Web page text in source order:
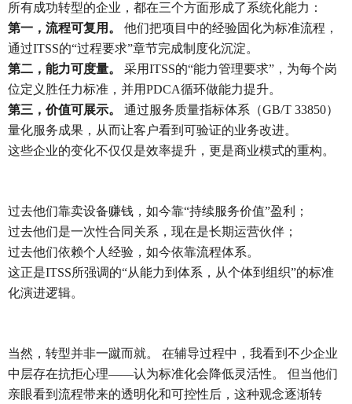
所有成功转型的企业，都在三个方面形成了系统化能力：
第一，流程可复用。
他们把项目中的经验固化为标准流程，
通过ITSS的“过程要求”章节完成制度化沉淀。
第二，能力可度量。
采用ITSS的“能力管理要求”，为每个岗
位定义胜任力标准，并用PDCA循环做能力提升。
第三，价值可展示。
通过服务质量指标体系（GB/T 33850）
量化服务成果，从而让客户看到可验证的业务改进。
这些企业的变化不仅仅是效率提升，更是商业模式的重构。
过去他们靠卖设备赚钱，如今靠“持续服务价值”盈利；
过去他们是一次性合同关系，现在是长期运营伙伴；
过去他们依赖个人经验，如今依靠流程体系。
这正是ITSS所强调的“从能力到体系，从个体到组织”的标准
化演进逻辑。
当然，转型并非一蹴而就。 在辅导过程中，我看到不少企业
中层存在抗拒心理——认为标准化会降低灵活性。 但当他们
亲眼看到流程带来的透明化和可控性后，这种观念逐渐转